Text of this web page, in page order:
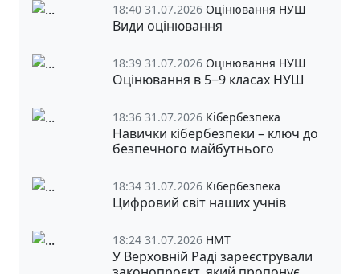
18:40 31.07.2026 Оцінювання НУШ
Види оцінювання
18:39 31.07.2026 Оцінювання НУШ
Оцінювання в 5‒9 класах НУШ
18:36 31.07.2026 Кібербезпека
Навички кібербезпеки – ключ до
безпечного майбутнього
18:34 31.07.2026 Кібербезпека
Цифровий світ наших учнів
18:24 31.07.2026 НМТ
У Верховній Раді зареєстрували